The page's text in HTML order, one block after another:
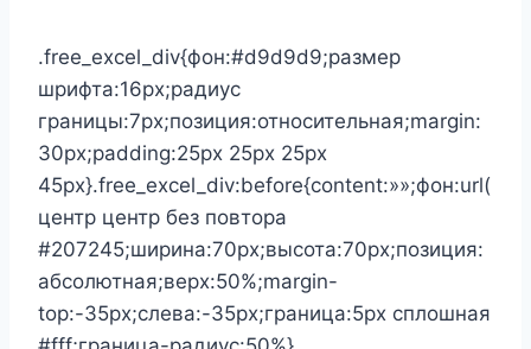
.free_excel_div{фон:#d9d9d9;размер
шрифта:16px;радиус
границы:7px;позиция:относительная;margin:
30px;padding:25px 25px 25px
45px}.free_excel_div:before{content:»»;фон:url(
центр центр без повтора
#207245;ширина:70px;высота:70px;позиция:
абсолютная;верх:50%;margin-
top:-35px;слева:-35px;граница:5px сплошная